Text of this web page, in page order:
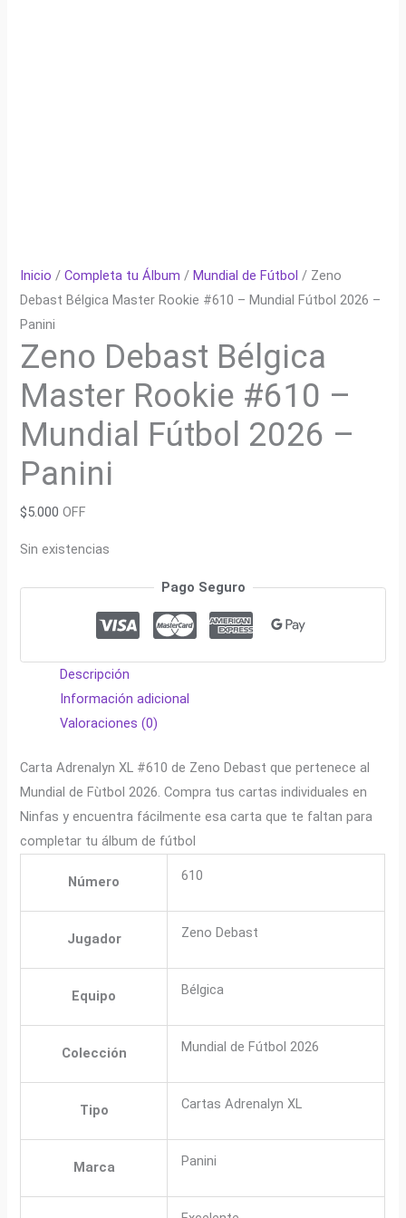
Inicio /Completa tu Álbum /Mundial de Fútbol / Zeno
Debast Bélgica Master Rookie #610 – Mundial Fútbol 2026 –
Panini
Zeno Debast Bélgica
Master Rookie #610 –
Mundial Fútbol 2026 –
Panini
$5.000 OFF
Sin existencias
Pago Seguro
Descripción
Información adicional
Valoraciones (0)
Carta Adrenalyn XL #610 de Zeno Debast que pertenece al
Mundial de Fùtbol 2026. Compra tus cartas individuales en
Ninfas y encuentra fácilmente esa carta que te faltan para
completar tu álbum de fútbol
Número 610
Jugador Zeno Debast
Equipo Bélgica
Colección Mundial de Fútbol 2026
Tipo Cartas Adrenalyn XL
Marca Panini